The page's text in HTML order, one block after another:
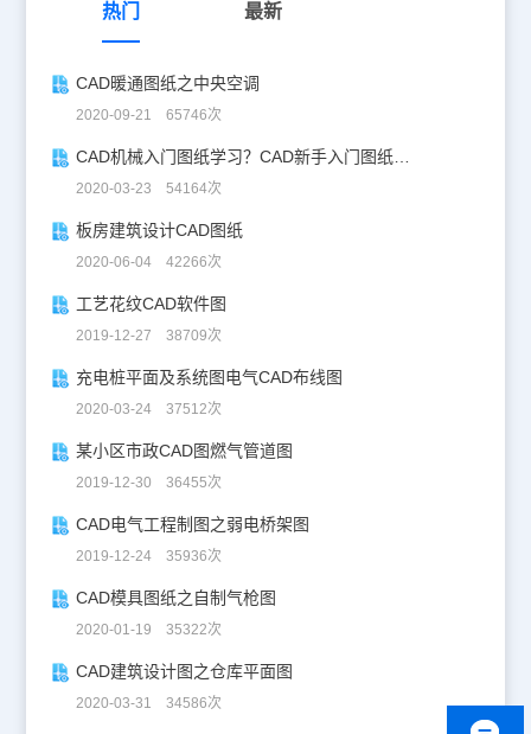
热门 最新
CAD暖通图纸之中央空调
2020-09-21 65746次
CAD机械入门图纸学习？CAD新手入门图纸练习
2020-03-23 54164次
板房建筑设计CAD图纸
2020-06-04 42266次
工艺花纹CAD软件图
2019-12-27 38709次
充电桩平面及系统图电气CAD布线图
2020-03-24 37512次
某小区市政CAD图燃气管道图
2019-12-30 36455次
CAD电气工程制图之弱电桥架图
2019-12-24 35936次
CAD模具图纸之自制气枪图
2020-01-19 35322次
CAD建筑设计图之仓库平面图
2020-03-31 34586次